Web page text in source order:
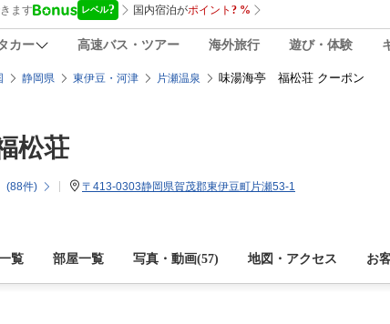
カー 高速バス・ツアー 海外旅行 遊び・体験
静岡県 東伊豆・河津 片瀬温泉 味湯海亭 福松荘 クーポン
松荘
(88件) 〒413-0303静岡県賀茂郡東伊豆町片瀬53-1
覧 部屋一覧 写真・動画(57) 地図・アクセス お